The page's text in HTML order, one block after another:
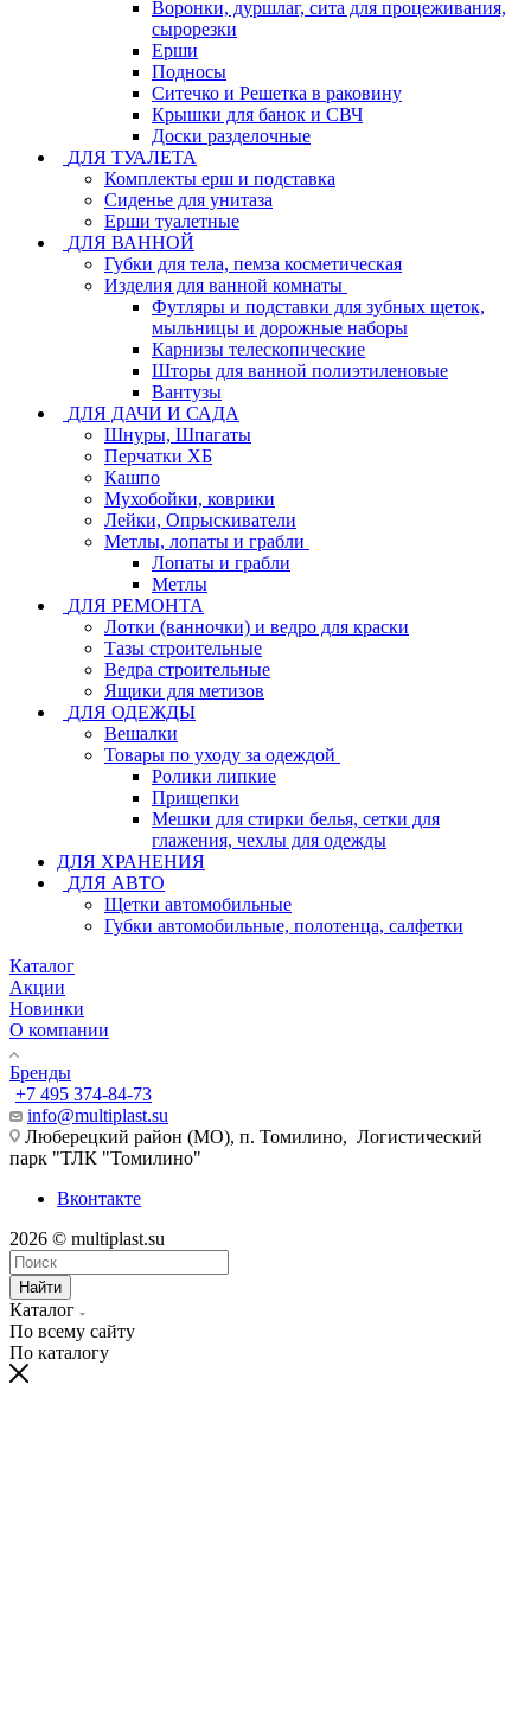
Воронки, дуршлаг, сита для процеживания,
сырорезки
Ерши
Подносы
Ситечко и Решетка в раковину
Крышки для банок и СВЧ
Доски разделочные
ДЛЯ ТУАЛЕТА
Комплекты ерш и подставка
Сиденье для унитаза
Ерши туалетные
ДЛЯ ВАННОЙ
Губки для тела, пемза косметическая
Изделия для ванной комнаты
Футляры и подставки для зубных щеток,
мыльницы и дорожные наборы
Карнизы телескопические
Шторы для ванной полиэтиленовые
Вантузы
ДЛЯ ДАЧИ И САДА
Шнуры, Шпагаты
Перчатки ХБ
Кашпо
Мухобойки, коврики
Лейки, Опрыскиватели
Метлы, лопаты и грабли
Лопаты и грабли
Метлы
ДЛЯ РЕМОНТА
Лотки (ванночки) и ведро для краски
Тазы строительные
Ведра строительные
Ящики для метизов
ДЛЯ ОДЕЖДЫ
Вешалки
Товары по уходу за одеждой
Ролики липкие
Прищепки
Мешки для стирки белья, сетки для
глажения, чехлы для одежды
ДЛЯ ХРАНЕНИЯ
ДЛЯ АВТО
Щетки автомобильные
Губки автомобильные, полотенца, салфетки
Каталог
Акции
Новинки
О компании
Бренды
+7 495 374-84-73
info@multiplast.su
Люберецкий район (МО), п. Томилино, Логистический
парк "ТЛК "Томилино"
Вконтакте
2026 © multiplast.su
Найти
Каталог
По всему сайту
По каталогу